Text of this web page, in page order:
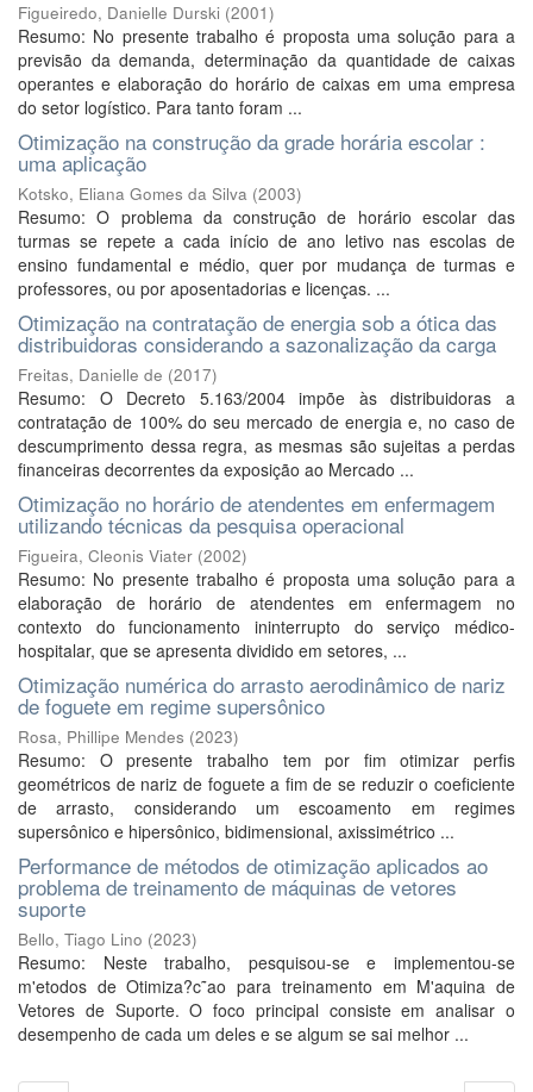
Figueiredo, Danielle Durski (2001)
Resumo: No presente trabalho é proposta uma solução para a
previsão da demanda, determinação da quantidade de caixas
operantes e elaboração do horário de caixas em uma empresa
do setor logístico. Para tanto foram ...
Otimização na construção da grade horária escolar :
uma aplicação
Kotsko, Eliana Gomes da Silva (2003)
Resumo: O problema da construção de horário escolar das
turmas se repete a cada início de ano letivo nas escolas de
ensino fundamental e médio, quer por mudança de turmas e
professores, ou por aposentadorias e licenças. ...
Otimização na contratação de energia sob a ótica das
distribuidoras considerando a sazonalização da carga
Freitas, Danielle de (2017)
Resumo: O Decreto 5.163/2004 impõe às distribuidoras a
contratação de 100% do seu mercado de energia e, no caso de
descumprimento dessa regra, as mesmas são sujeitas a perdas
financeiras decorrentes da exposição ao Mercado ...
Otimização no horário de atendentes em enfermagem
utilizando técnicas da pesquisa operacional
Figueira, Cleonis Viater (2002)
Resumo: No presente trabalho é proposta uma solução para a
elaboração de horário de atendentes em enfermagem no
contexto do funcionamento ininterrupto do serviço médico-
hospitalar, que se apresenta dividido em setores, ...
Otimização numérica do arrasto aerodinâmico de nariz
de foguete em regime supersônico
Rosa, Phillipe Mendes (2023)
Resumo: O presente trabalho tem por fim otimizar perfis
geométricos de nariz de foguete a fim de se reduzir o coeficiente
de arrasto, considerando um escoamento em regimes
supersônico e hipersônico, bidimensional, axissimétrico ...
Performance de métodos de otimização aplicados ao
problema de treinamento de máquinas de vetores
suporte
Bello, Tiago Lino (2023)
Resumo: Neste trabalho, pesquisou-se e implementou-se
m'etodos de Otimiza?c˜ao para treinamento em M'aquina de
Vetores de Suporte. O foco principal consiste em analisar o
desempenho de cada um deles e se algum se sai melhor ...